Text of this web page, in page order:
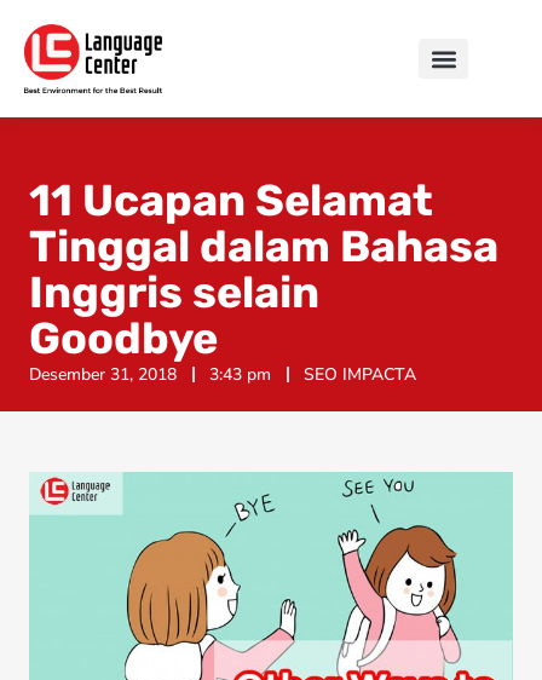
11 Ucapan Selamat
Tinggal dalam Bahasa
Inggris selain
Goodbye
Desember 31, 2018 3:43 pm SEO IMPACTA